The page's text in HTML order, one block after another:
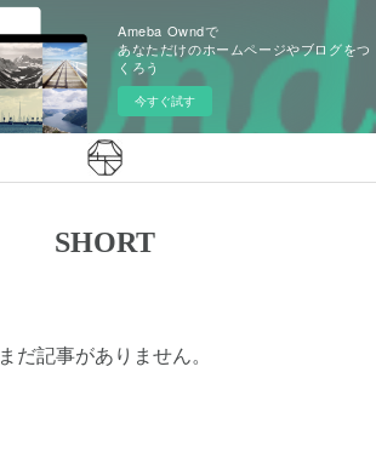
Ameba Owndで
あなただけのホームページやブログをつ
くろう
今すぐ試す
SHORT
まだ記事がありません。